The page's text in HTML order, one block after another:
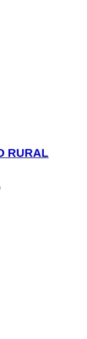
RURAL